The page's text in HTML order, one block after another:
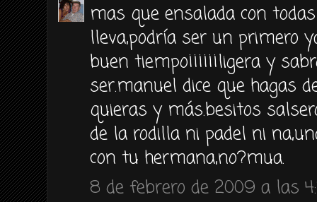
mas que ensalada con
lleva,podría ser un primero
buen tiempo¡¡¡¡¡¡ligera y
ser.manuel dice que hagas
quieras y más.besitos
de la rodilla ni padel ni
con tu hermana,no?mua.
8 de febrero de 2009 a las